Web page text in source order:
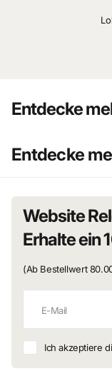
Entdecke
Entdecke
Website
Erhalte ein
(Ab Bestellwert
Ich akzeptiere